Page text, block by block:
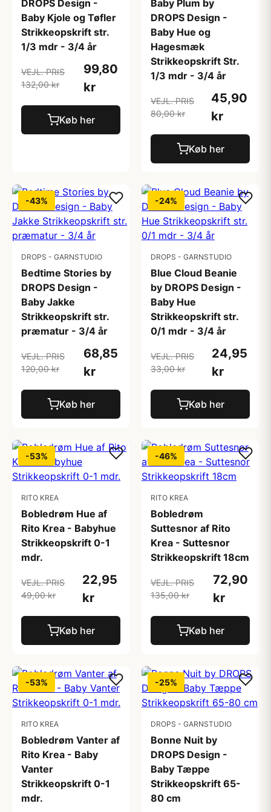
DROPS Design -
Baby Kjole og Tøfler
Strikkeopskrift str.
1/3 mdr - 3/4 år
VEJL. PRIS
132,00 kr
99,80
kr
Køb her
Baby Plum by
DROPS Design -
Baby Hue og
Hagesmæk
Strikkeopskrift Str.
1/3 mdr - 3/4 år
VEJL. PRIS
80,00 kr
45,90
kr
Køb her
-43%
DROPS - GARNSTUDIO
Bedtime Stories by
DROPS Design -
Baby Jakke
Strikkeopskrift str.
præmatur - 3/4 år
VEJL. PRIS
120,00 kr
68,85
kr
Køb her
-24%
DROPS - GARNSTUDIO
Blue Cloud Beanie
by DROPS Design -
Baby Hue
Strikkeopskrift str.
0/1 mdr - 3/4 år
VEJL. PRIS
33,00 kr
24,95
kr
Køb her
-53%
RITO KREA
Bobledrøm Hue af
Rito Krea - Babyhue
Strikkeopskrift 0-1
mdr.
VEJL. PRIS
49,00 kr
22,95
kr
Køb her
-46%
RITO KREA
Bobledrøm
Suttesnor af Rito
Krea - Suttesnor
Strikkeopskrift 18cm
VEJL. PRIS
135,00 kr
72,90
kr
Køb her
-53%
RITO KREA
Bobledrøm Vanter af
Rito Krea - Baby
Vanter
Strikkeopskrift 0-1
mdr.
-25%
DROPS - GARNSTUDIO
Bonne Nuit by
DROPS Design -
Baby Tæppe
Strikkeopskrift 65-
80 cm